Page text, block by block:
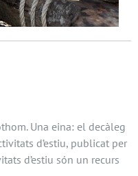
Una eina: el decàleg
d’estiu, publicat per
d’estiu són un recurs